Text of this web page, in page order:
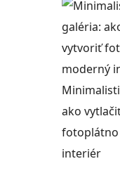
ako
interiér